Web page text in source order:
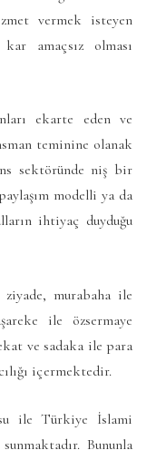
vermek isteyen
amaçsız olması
ekarte eden ve
teminine olanak
sektöründe niş bir
modelli ya da
ihtiyaç duyduğu
murabaha ile
ile özsermaye
ve sadaka ile para
içermektedir.
ile Türkiye İslami
Bununla